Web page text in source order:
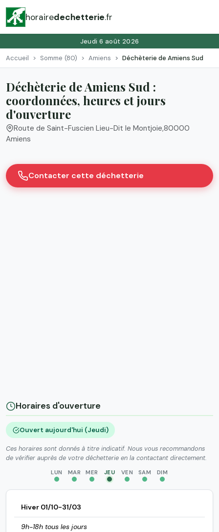
horairedechetterie.fr
Jeudi 6 août 2026
Accueil Somme (80) Amiens Déchèterie de Amiens Sud
Déchèterie de Amiens Sud :
coordonnées, heures et jours
d'ouverture
Route de Saint-Fuscien Lieu-Dit le Montjoie,80000
Amiens
Contacter cette déchetterie
Horaires d'ouverture
Ouvert aujourd'hui (Jeudi)
Ces horaires sont donnés à titre indicatif. Nous vous recommandons
de vérifier auprès de votre déchetterie en la contactant directement.
LUN MAR MER JEU VEN SAM DIM
Hiver 01/10-31/03
9h-18h tous les jours